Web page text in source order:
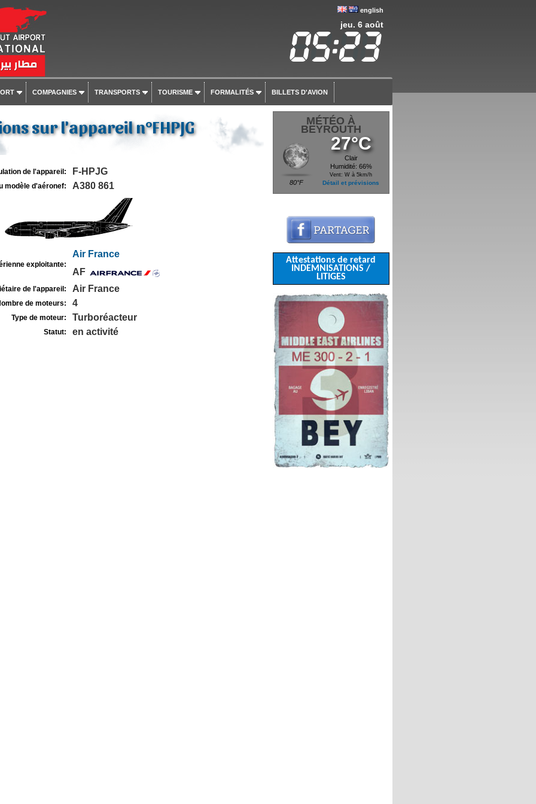
english
jeu. 6 août
COMPAGNIES TRANSPORTS TOURISME FORMALITÉS BILLETS D'AVION
sur l'appareil n°FHPJG
de l'appareil: F-HPJG
modèle d'aéronef: A380 861
exploitante:
Air France
AF
de l'appareil: Air France
de moteurs: 4
Type de moteur: Turboréacteur
Statut: en activité
MÉTÉO À
BEYROUTH
80°F
27°C
Clair
Humidité: 66%
Vent: W à 5km/h
Détail et prévisions
Attestations de retard
INDEMNISATIONS /
LITIGES